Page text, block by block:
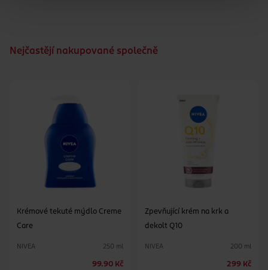
Nejčastějí nakupované společně
Krémové tekuté mýdlo Creme
Care
NIVEA 250 ml
99.90 Kč
Zpevňující krém na krk a
dekolt Q10
NIVEA 200 ml
299 Kč